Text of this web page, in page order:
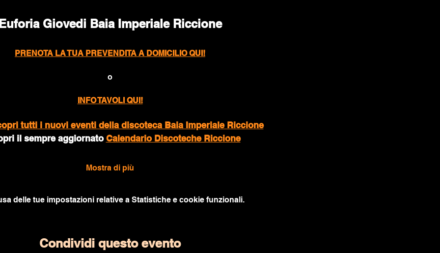
Giovedi Baia Imperiale Riccione
PRENOTA LA TUA PREVENDITA A DOMICILIO QUI!
o
INFO TAVOLI QUI!
tutti i nuovi eventi della discoteca Baia Imperiale Riccione
il sempre aggiornato Calendario Discoteche Riccione
Mostra di più
delle tue impostazioni relative a Statistiche e cookie funzionali.
Condividi questo evento